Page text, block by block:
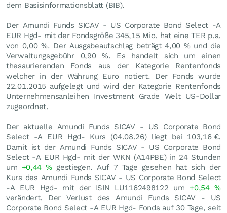
dem Basisinformationsblatt (BIB).
Der Amundi Funds SICAV - US Corporate Bond Select -A
EUR Hgd- mit der Fondsgröße 345,15 Mio. hat eine TER p.a.
von 0,00 %. Der Ausgabeaufschlag beträgt 4,00 % und die
Verwaltungsgebühr 0,90 %. Es handelt sich um einen
thesaurierenden Fonds aus der Kategorie Rentenfonds
welcher in der Währung Euro notiert. Der Fonds wurde
22.01.2015 aufgelegt und wird der Kategorie Rentenfonds
Unternehmensanleihen Investment Grade Welt US-Dollar
zugeordnet.
Der aktuelle Amundi Funds SICAV - US Corporate Bond
Select -A EUR Hgd- Kurs (04.08.26) liegt bei 103,16 €.
Damit ist der Amundi Funds SICAV - US Corporate Bond
Select -A EUR Hgd- mit der WKN (A14PBE) in 24 Stunden
um +0,44%gestiegen. Auf 7 Tage gesehen hat sich der
Kurs des Amundi Funds SICAV - US Corporate Bond Select
-A EUR Hgd- mit der ISIN LU1162498122 um +0,54%
verändert. Der Verlust des Amundi Funds SICAV - US
Corporate Bond Select -A EUR Hgd- Fonds auf 30 Tage, seit